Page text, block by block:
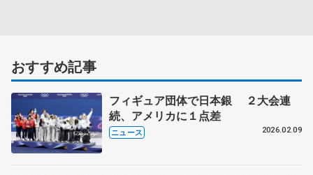
おすすめ記事
フィギュア団体で日本銀 ２大会連
続、アメリカに１点差
ニュース 2026.02.09